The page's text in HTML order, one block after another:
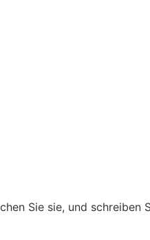
Sie sie, und schreiben